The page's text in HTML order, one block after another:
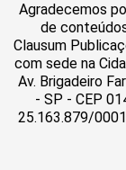
Agradecemos
de
Clausum
com sede na
Av. Brigadeiro
- SP - CEP
25.163.879/